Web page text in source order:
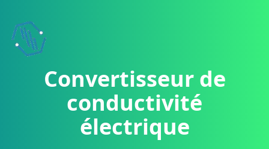
Convertisseur de
conductivité
électrique
Boostez votre site !